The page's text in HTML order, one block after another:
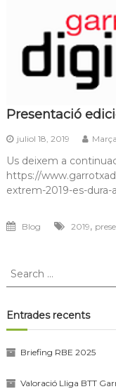
Presentació
juliol 18, 2019
Us deixem a
https://
extrem-2019-es-
Blog 2019,
Search
Entrades recents
Briefing RBE 2025
Valoració Lliga BTT